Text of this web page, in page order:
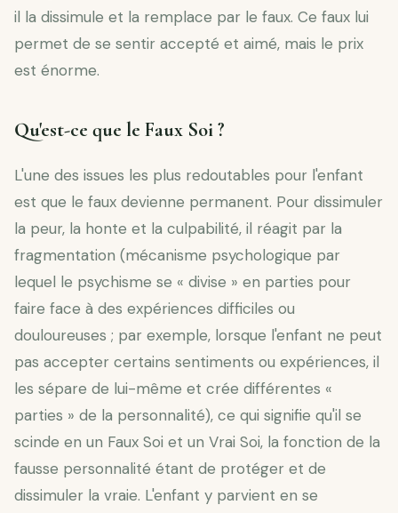
il la dissimule et la remplace par le faux. Ce faux lui
permet de se sentir accepté et aimé, mais le prix
est énorme.
Qu'est-ce que le Faux Soi ?
L'une des issues les plus redoutables pour l'enfant
est que le faux devienne permanent. Pour dissimuler
la peur, la honte et la culpabilité, il réagit par la
fragmentation (mécanisme psychologique par
lequel le psychisme se « divise » en parties pour
faire face à des expériences difficiles ou
douloureuses ; par exemple, lorsque l'enfant ne peut
pas accepter certains sentiments ou expériences, il
les sépare de lui-même et crée différentes «
parties » de la personnalité), ce qui signifie qu'il se
scinde en un Faux Soi et un Vrai Soi, la fonction de la
fausse personnalité étant de protéger et de
dissimuler la vraie. L'enfant y parvient en se